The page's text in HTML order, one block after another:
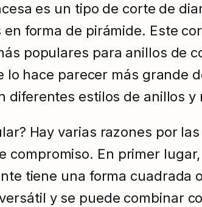
es un tipo de corte de
forma de pirámide. Este
populares para anillos de
hace parecer más grande
diferentes estilos de anillos y
Hay varias razones por
compromiso. En primer
tiene una forma cuadrada
y se puede combinar